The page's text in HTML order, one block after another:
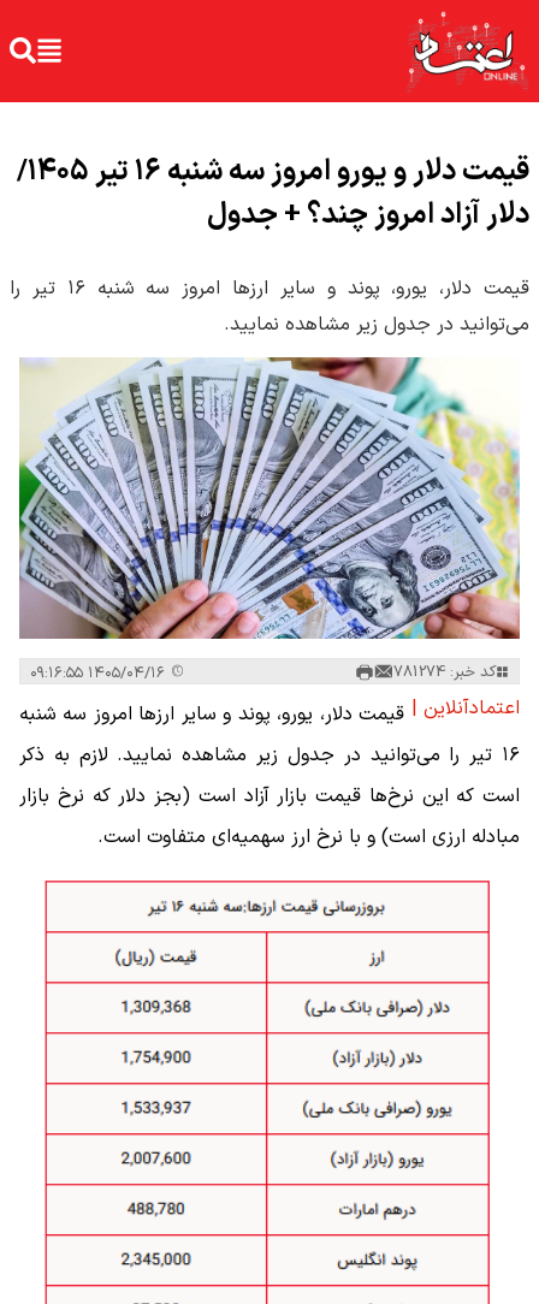
قیمت دلار و یورو امروز سه شنبه ۱۶ تیر ۱۴۰۵/
دلار آزاد امروز چند؟ + جدول
قیمت دلار، یورو، پوند و سایر ارز‌ها امروز سه شنبه ۱۶ تیر را
می‌توانید در جدول زیر مشاهده نمایید.
کد خبر: 781274
اعتمادآنلاین | قیمت دلار، یورو، پوند و سایر ارز‌ها امروز سه شنبه
۱۶ تیر را می‌توانید در جدول زیر مشاهده نمایید. لازم به ذکر
است که این نرخ‌ها قیمت بازار آزاد است (بجز دلار که نرخ بازار
مبادله ارزی است) و با نرخ ارز سهمیه‌ای متفاوت است.